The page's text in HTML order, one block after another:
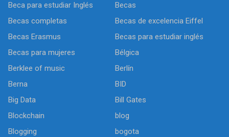
Beca para estudiar Inglés
Becas
Becas completas
Becas de excelencia Eiffel
Becas Erasmus
Becas para estudiar inglés
Becas para mujeres
Bélgica
Berklee of music
Berlín
Berna
BID
Big Data
Bill Gates
Blockchain
blog
Blogging
bogota